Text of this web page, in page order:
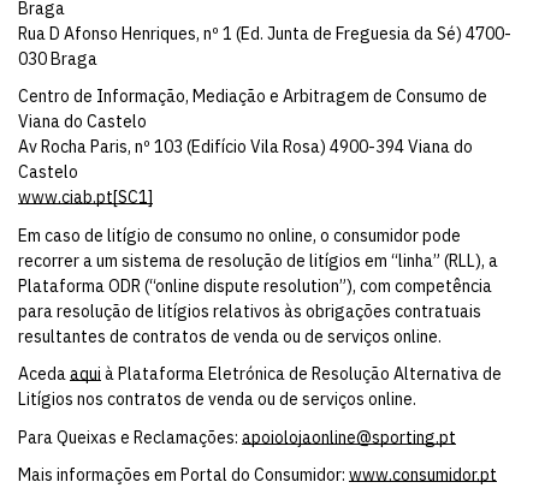
Braga
Rua D Afonso Henriques, nº 1 (Ed. Junta de Freguesia da Sé) 4700-
030 Braga
Centro de Informação, Mediação e Arbitragem de Consumo de
Viana do Castelo
Av Rocha Paris, nº 103 (Edifício Vila Rosa) 4900-394 Viana do
Castelo
www.ciab.pt[SC1]
Em caso de litígio de consumo no online, o consumidor pode
recorrer a um sistema de resolução de litígios em “linha” (RLL), a
Plataforma ODR (“online dispute resolution”), com competência
para resolução de litígios relativos às obrigações contratuais
resultantes de contratos de venda ou de serviços online.
Acedaaqui à Plataforma Eletrónica de Resolução Alternativa de
Litígios nos contratos de venda ou de serviços online.
Para Queixas e Reclamações: apoiolojaonline@sporting.pt
Mais informações em Portal do Consumidor: www.consumidor.pt